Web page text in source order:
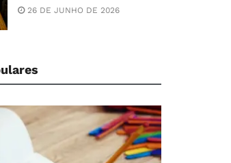
26 DE JUNHO DE 2026